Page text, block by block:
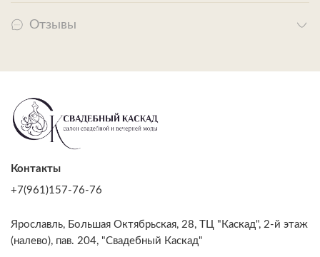
Отзывы
Контакты
+7(961)157-76-76
Ярославль, Большая Октябрьская, 28, ТЦ "Каскад", 2-й этаж
(налево), пав. 204, "Свадебный Каскад"